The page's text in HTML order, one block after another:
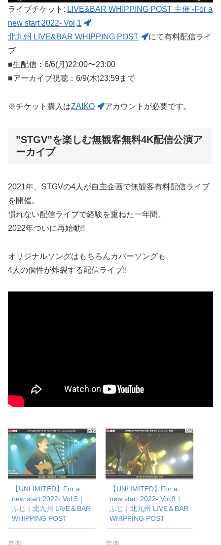
ライブチケット: LIVE&BAR WHIPPING POST 主催 -For a
new start 2022- Vol,1
北九州 LIVE&BAR WHIPPING POST
にて有料配信ライ
ブ
■生配信：6/6(月)22:00〜23:00
■アーカイブ視聴：6/9(木)23:59まで
※チケット購入はZAIKO アカウントが必要です。
”STGV”を楽しむ無観客無料4K配信公演ア
ーカイブ
2021年、STGVの4人が自主企画で無観客有料配信ライブ
を開催。
慣れない配信ライブで経験を重ねた一年間。
2022年ついに再始動!!
オリジナルソングはもちろんカバーソングも
4人の個性が炸裂する配信ライブ!!
【UNLIMITED】For a
new start 2022- Vol,5｜
ふじ｜北九州 LIVE＆BAR
WHIPPING POST
音楽
【UNLIMITED】For a
new start 2022- Vol,9｜
ふじ｜北九州 LIVE＆BAR
WHIPPING POST
音楽